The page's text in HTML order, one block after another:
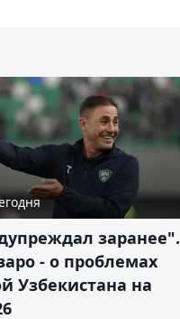
заранее".
- о проблемах
Узбекистана на